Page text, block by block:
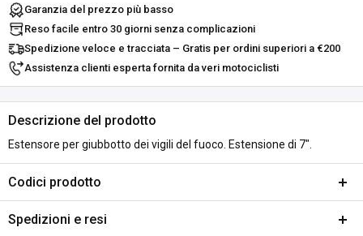
Garanzia del prezzo più basso
Reso facile entro 30 giorni senza complicazioni
Spedizione veloce e tracciata – Gratis per ordini superiori a €200
Assistenza clienti esperta fornita da veri motociclisti
Descrizione del prodotto
Estensore per giubbotto dei vigili del fuoco. Estensione di 7".
Codici prodotto
SKU:A653-453058
Spedizioni e resi